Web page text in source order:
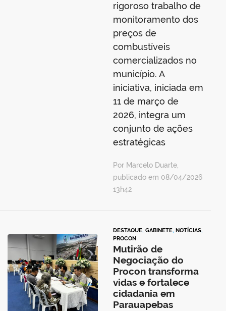
rigoroso trabalho de
monitoramento dos
preços de
combustíveis
comercializados no
município. A
iniciativa, iniciada em
11 de março de
2026, integra um
conjunto de ações
estratégicas
Por Marcelo Duarte,
publicado em 08/04/2026
13h42
DESTAQUE, GABINETE, NOTÍCIAS,
PROCON
Mutirão de
Negociação do
Procon transforma
vidas e fortalece
cidadania em
Parauapebas